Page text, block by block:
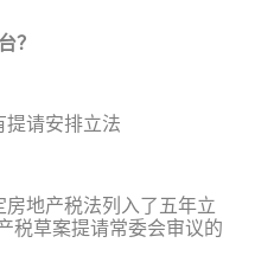
？
提请安排立法
地产税法列入了五年立
税草案提请常委会审议的